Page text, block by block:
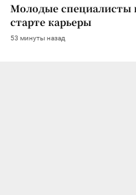
Молодые специалисты
старте карьеры
53 минуты назад